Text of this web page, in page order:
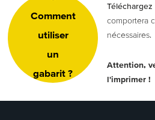
Comment
utiliser
un
gabarit ?
Téléchargez
comportera
nécessaires.
Attention,
l'imprimer !